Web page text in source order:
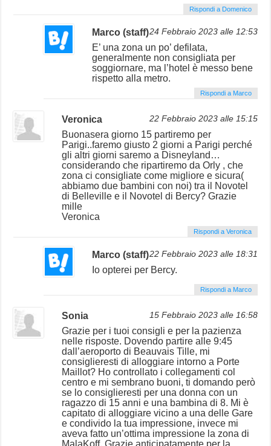
Rispondi a Domenico
Marco (staff)24 Febbraio 2023 alle 12:53
E’ una zona un po’ defilata,
generalmente non consigliata per
soggiornare, ma l’hotel è messo bene
rispetto alla metro.
Rispondi a Marco
Veronica 22 Febbraio 2023 alle 15:15
Buonasera giorno 15 partiremo per
Parigi..faremo giusto 2 giorni a Parigi perché
gli altri giorni saremo a Disneyland…
considerando che ripartiremo da Orly , che
zona ci consigliate come migliore e sicura(
abbiamo due bambini con noi) tra il Novotel
di Belleville e il Novotel di Bercy? Grazie
mille
Veronica
Rispondi a Veronica
Marco (staff)22 Febbraio 2023 alle 18:31
Io opterei per Bercy.
Rispondi a Marco
Sonia 15 Febbraio 2023 alle 16:58
Grazie per i tuoi consigli e per la pazienza
nelle risposte. Dovendo partire alle 9:45
dall’aeroporto di Beauvais Tille, mi
consiglieresti di alloggiare intorno a Porte
Maillot? Ho controllato i collegamenti col
centro e mi sembrano buoni, ti domando però
se lo consiglieresti per una donna con un
ragazzo di 15 anni e una bambina di 8. Mi è
capitato di alloggiare vicino a una delle Gare
e condivido la tua impressione, invece mi
aveva fatto un’ottima impressione la zona di
MalaKoff. Grazie anticipatamente per la